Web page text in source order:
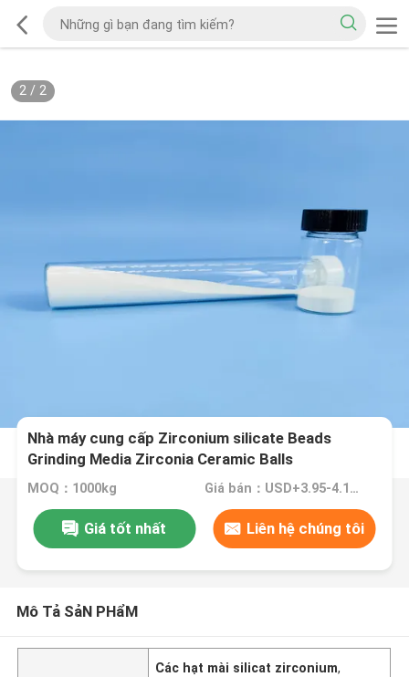
2/ 2
Nhà máy cung cấp Zirconium silicate Beads
Grinding Media Zirconia Ceramic Balls
MOQ：1000kg Giá bán：USD+3.95-4.15+Kg
Giá tốt nhất Liên hệ chúng tôi
Mô Tả SảN PHẩM
Các hạt mài silicat zirconium,